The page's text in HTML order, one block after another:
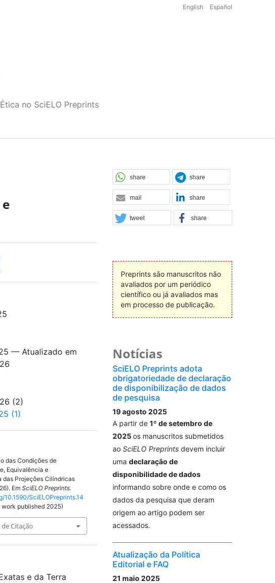
English Español
Ética no SciELO Preprints
— Atualizado em
(2)
(1)
das Condições de
Equivalência e
das Projeções Cilíndricas
EmSciELO Preprints.
10.1590/SciELOPreprints.14
work published 2025)
Citação
e da Terra
share share
mail share
tweet share
Preprints são manuscritos não
avaliados por um periódico
científico ou já avaliados mas
em processo de publicação.
Notícias
SciELO Preprints adota
obrigatoriedade de declaração
de disponibilização de dados
de pesquisa
19 agosto 2025
A partir de 1º de setembro de
2025os manuscritos submetidos
ao SciELO Preprintsdevem incluir
uma declaração de
disponibilidade de dados
informando sobre onde e como os
dados da pesquisa que deram
origem ao artigo podem ser
acessados.
Atualização da Política
Editorial e FAQ
21 maio 2025